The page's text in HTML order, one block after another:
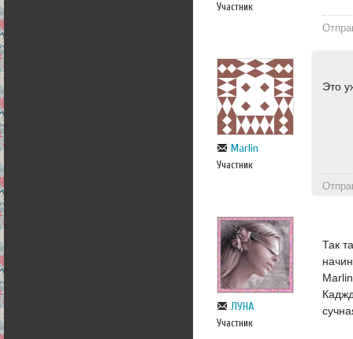
Участник
Marlin
Участник
Это
ЛУНА
Участник
Так